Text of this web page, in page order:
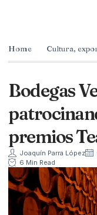
Home Cultura,
Bodegas
premios
Joaquín Parra López
6 Min Read